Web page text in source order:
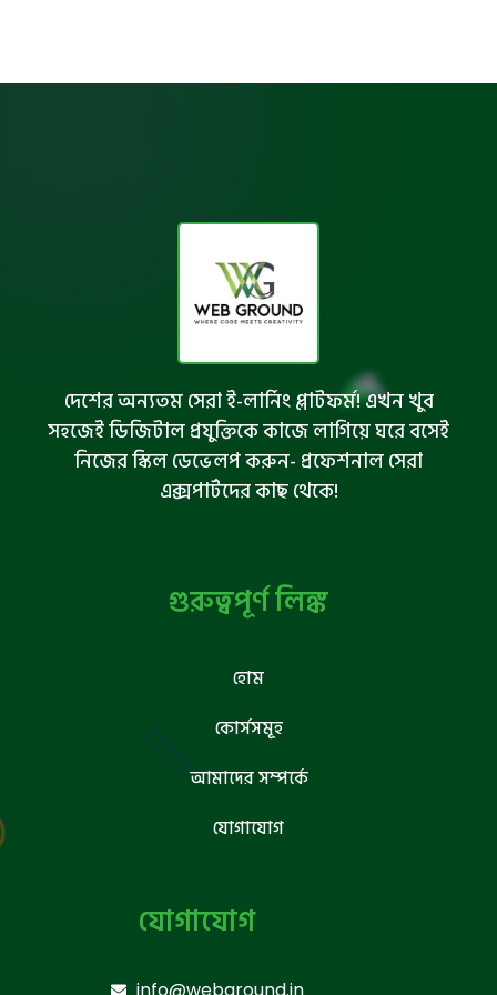
দেশের অন্যতম সেরা ই-লার্নিং প্লাটফর্ম! এখন খুব
সহজেই ডিজিটাল প্রযুক্তিকে কাজে লাগিয়ে ঘরে বসেই
নিজের স্কিল ডেভেলপ করুন- প্রফেশনাল সেরা
এক্সপার্টদের কাছ থেকে!
গুরুত্বপূর্ণ লিঙ্ক
হোম
কোর্সসমূহ
আমাদের সম্পর্কে
যোগাযোগ
যোগাযোগ